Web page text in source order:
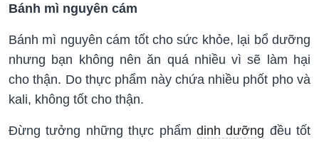
Bánh mì nguyên cám
Bánh mì nguyên cám tốt cho sức khỏe, lại bổ dưỡng
nhưng bạn không nên ăn quá nhiều vì sẽ làm hại
cho thận. Do thực phẩm này chứa nhiều phốt pho và
kali, không tốt cho thận.
Đừng tưởng những thực phẩm dinh dưỡng đều tốt